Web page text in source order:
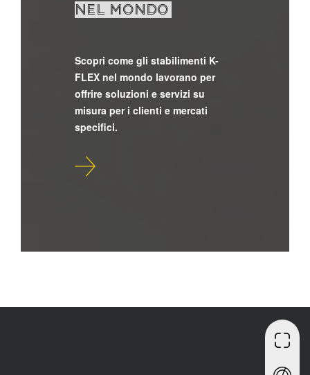
NEL MONDO
Scopri come gli stabilimenti K-
FLEX nel mondo lavorano per
offrire soluzioni e servizi su
misura per i clienti e mercati
specifici.